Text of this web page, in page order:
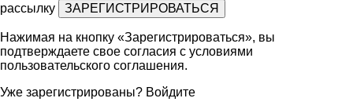
рассылку
Нажимая на кнопку «Зарегистрироваться», вы
подтверждаете свое согласия с условиями
пользовательского соглашения.
Уже зарегистрированы? Войдите